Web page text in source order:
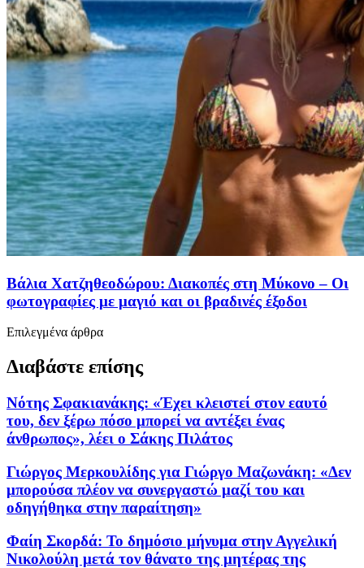
Βάλια Χατζηθεοδώρου: Διακοπές στη Μύκονο – Οι
φωτογραφίες με μαγιό και οι βραδινές έξοδοι
Επιλεγμένα άρθρα
Διαβάστε επίσης
Νότης Σφακιανάκης: «Έχει κλειστεί στον εαυτό
του, δεν ξέρω πόσο μπορεί να αντέξει ένας
άνθρωπος», λέει ο Σάκης Πιλάτος
Γιώργος Μερκουλίδης για Γιώργο Μαζωνάκη: «Δεν
μπορούσα πλέον να συνεργαστώ μαζί του και
οδηγήθηκα στην παραίτηση»
Φαίη Σκορδά: Το δημόσιο μήνυμα στην Αγγελική
Νικολούλη μετά τον θάνατο της μητέρας της